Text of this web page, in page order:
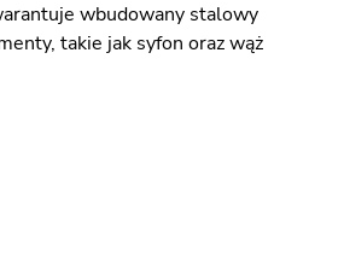
wbudowany stalowy
takie jak syfon oraz wąż